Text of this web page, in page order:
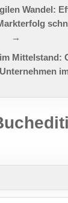
Wandel:
→
Mittelstand: